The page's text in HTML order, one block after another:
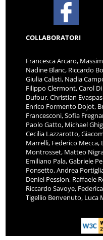
COLLABORATORI
Francesca Arcaro,
Nadine Blanc, Riccardo
Giulia Calisti, Nadia
Filippo Clermont, Carol
Dufour, Christian
Enrico Formento Dojot,
Francesconi, Sofia
Paolo Gatto, Michael
Cecilia Lazzarotto,
Marrelli, Federico
Montrosset, Matteo
Emiliano Pala, Gabriele
Ponsetto, Andrea
Deniel Pession, Raffaele
Riccardo Savoye,
Tigellio Benvenuto, Luca